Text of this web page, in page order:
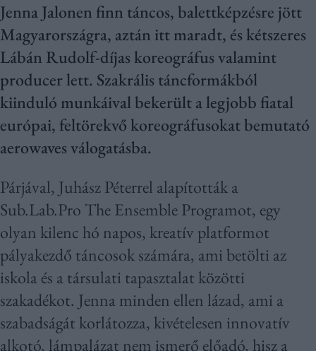
Jenna Jalonen finn táncos, balettképzésre jött
Magyarországra, aztán itt maradt, és kétszeres
Lábán Rudolf-díjas koreográfus valamint
producer lett. Szakrális táncformákból
kiinduló munkáival bekerült a legjobb fiatal
európai, feltörekvő koreográfusokat bemutató
aerowaves válogatásba.
Párjával, Juhász Péterrel alapították a
Sub.Lab.Pro The Ensemble Programot, egy
olyan kilenc hó napos, kreatív platformot
pályakezdő táncosok számára, ami betölti az
iskola és a társulati tapasztalat közötti
szakadékot. Jenna minden ellen lázad, ami a
szabadságát korlátozza, kivételesen innovatív
alkotó, lámpalázat nem ismerő előadó, hisz a